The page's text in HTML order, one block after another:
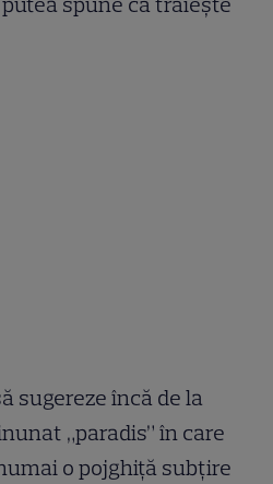
sugereze încă de la
„paradis” în care
o pojghiță subțire